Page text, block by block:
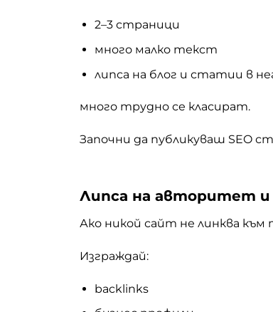
2–3 страници
много малко текст
липса на блог и статии в
много трудно се класират.
Започни да публикуваш SEO
Липса на авторитет и
Ако никой сайт не линква
Изграждай:
backlinks